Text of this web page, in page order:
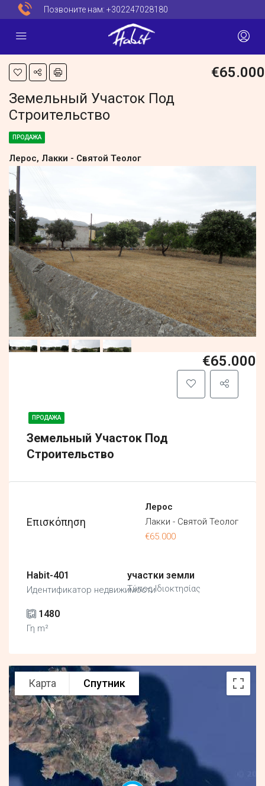
Позвоните нам: +302247028180
€65.000
Земельный Участок Под
Строительство
ПРОДАЖА
Лерос, Лакки - Святой Теолог
ПРОДАЖА
Земельный Участок Под
Строительство
€65.000
Επισκόπηση
Лерос
Лакки - Святой Теолог
€65.000
Habit-401
Идентификатор недвижимости
участки земли
Τύπος Ιδιοκτησίας
1480
Γη m²
Карта Спутник